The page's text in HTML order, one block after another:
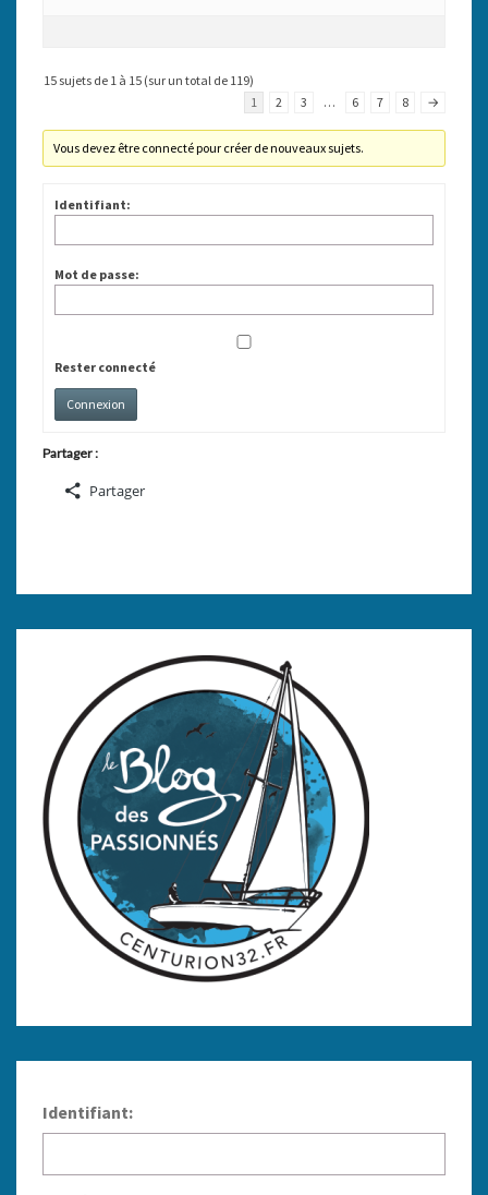
15 sujets de 1 à 15 (sur un total de 119)
1
2 3 … 6 7 8 →
Vous devez être connecté pour créer de nouveaux sujets.
Identifiant:
Mot de passe:
Rester connecté
Connexion
Partager :
Partager
Identifiant: